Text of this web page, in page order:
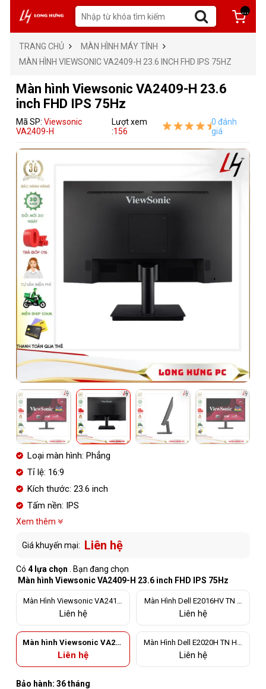
...
TRANG CHỦ
MÀN HÌNH MÁY TÍNH
MÀN HÌNH VIEWSONIC VA2409-H 23.6 INCH FHD IPS 75HZ
Màn hình Viewsonic VA2409-H 23.6
inch FHD IPS 75Hz
Mã SP: Viewsonic
VA2409-H
Lượt xem
:156
0 đánh
giá
Loại màn hình: Phẳng
Tỉ lệ: 16:9
Kích thước: 23.6 inch
Tấm nền: IPS
Xem thêm
Giá khuyến mại: Liên hệ
Có 4 lựa chọn
. Bạn đang chọn
Màn hình Viewsonic VA2409-H 23.6 inch FHD IPS 75Hz
Màn Hình Viewsonic VA2415-
H VA FullHD 75Hz
Liên hệ
Màn Hình Dell E2016HV TN H
D 60Hz
Liên hệ
Màn hình Viewsonic VA240
9-H 23.6 inch FHD IPS 75Hz
Liên hệ
Màn Hình Dell E2020H TN HD
60Hz
Liên hệ
Bảo hành: 36 tháng